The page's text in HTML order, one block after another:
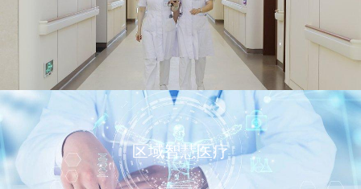
区域智慧医疗